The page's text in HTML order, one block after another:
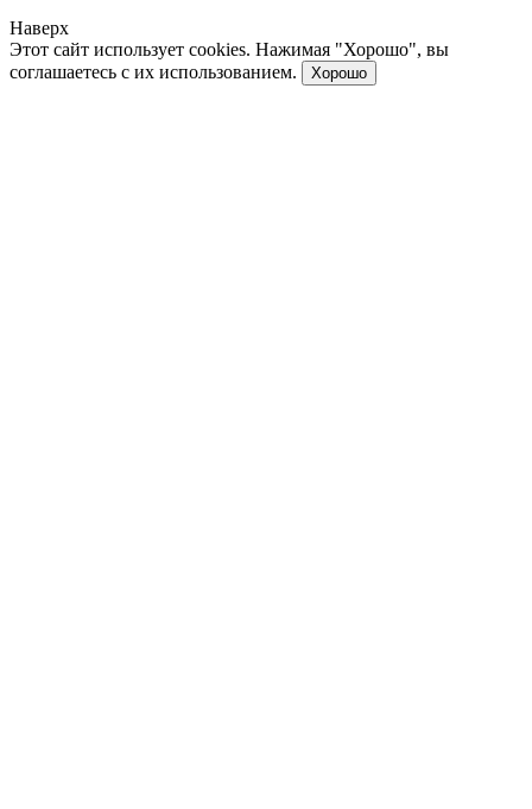
Наверх
Этот сайт использует cookies. Нажимая "Хорошо", вы
соглашаетесь с их использованием.
Хорошо